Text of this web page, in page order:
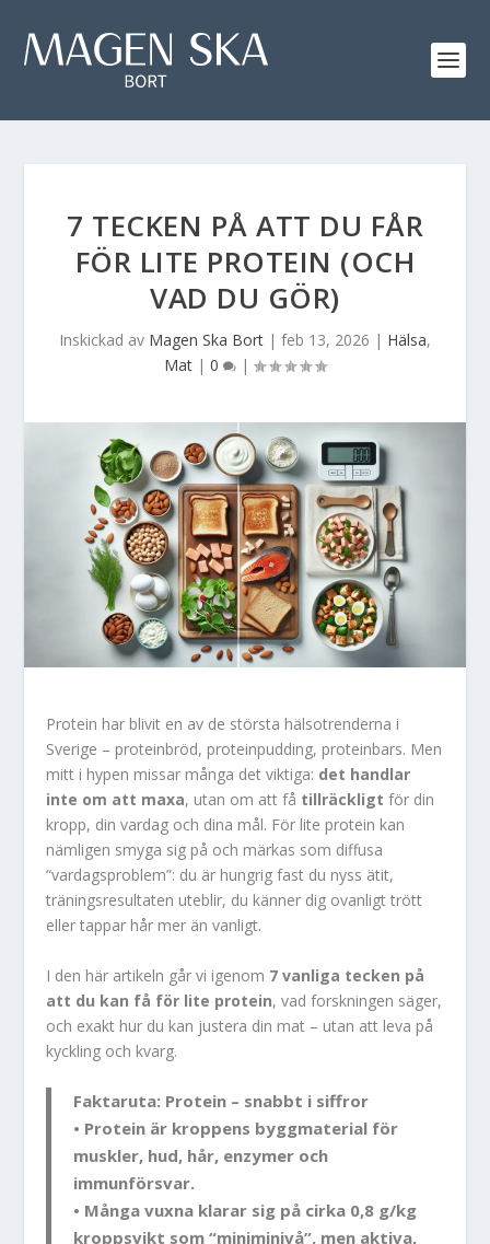
7 TECKEN PÅ ATT DU FÅR
FÖR LITE PROTEIN (OCH
VAD DU GÖR)
Inskickad av Magen Ska Bort | feb 13, 2026 | Hälsa,
Mat | 0 |
Protein har blivit en av de största hälsotrenderna i
Sverige – proteinbröd, proteinpudding, proteinbars. Men
mitt i hypen missar många det viktiga: det handlar
inte om att maxa, utan om att få tillräckligt för din
kropp, din vardag och dina mål. För lite protein kan
nämligen smyga sig på och märkas som diffusa
“vardagsproblem”: du är hungrig fast du nyss ätit,
träningsresultaten uteblir, du känner dig ovanligt trött
eller tappar hår mer än vanligt.
I den här artikeln går vi igenom 7 vanliga tecken på
att du kan få för lite protein, vad forskningen säger,
och exakt hur du kan justera din mat – utan att leva på
kyckling och kvarg.
Faktaruta: Protein – snabbt i siffror
• Protein är kroppens byggmaterial för
muskler, hud, hår, enzymer och
immunförsvar.
• Många vuxna klarar sig på cirka 0,8 g/kg
kroppsvikt som “miniminivå”, men aktiva,